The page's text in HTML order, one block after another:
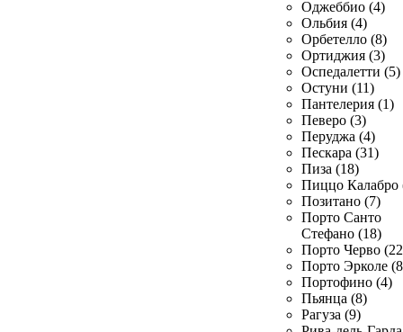
Оджеббио (4)
Ольбия (4)
Орбетелло (8)
Ортиджия (3)
Оспедалетти (5)
Остуни (11)
Пантелерия (1)
Певеро (3)
Перуджа (4)
Пескара (31)
Пиза (18)
Пиццо Калабро
Позитано (7)
Порто Санто
Стефано (18)
Порто Черво
Порто Эрколе
Портофино (4)
Пьянца (8)
Рагуза (9)